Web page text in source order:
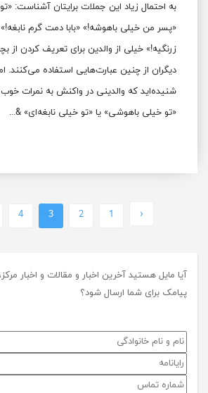
به احتمال زیاد این جملات برایتان آشناست:
«پسر من خیلی باهوشه!» «بابا دمت گرم
زرنگیه!» خیلی از والدین برای تعریف کردن از
دیگران از چنین عبارت‌هایی استفاده می‌کنند.
شنیده‌اید که والدینی در واکنش به نمرات
«تو خیلی باهوشی» یا «تو خیلی نابغه‌ای» &...
‹
1
2
3
4
آیا مایل هستید آخرین اخبار و مقالات و اخبار
پیامک برای شما ارسال شود؟